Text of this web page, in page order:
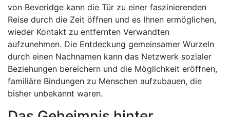
von Beveridge kann die Tür zu einer faszinierenden
Reise durch die Zeit öffnen und es Ihnen ermöglichen,
wieder Kontakt zu entfernten Verwandten
aufzunehmen. Die Entdeckung gemeinsamer Wurzeln
durch einen Nachnamen kann das Netzwerk sozialer
Beziehungen bereichern und die Möglichkeit eröffnen,
familiäre Bindungen zu Menschen aufzubauen, die
bisher unbekannt waren.